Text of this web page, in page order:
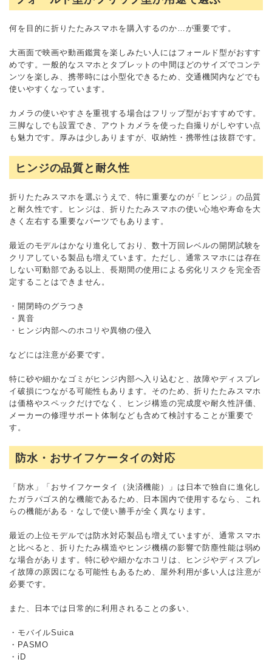
何を目的に折りたたみスマホを購入するのか…が重要です。
大画面で映画や動画鑑賞を楽しみたい人にはフォールド型がおすす
めです。一般的なスマホとタブレットの中間ほどのサイズでコンテ
ンツを楽しみ、携帯時には小型化できるため、交通機関内などでも
使いやすくなっています。
カメラの使いやすさを重視する場合はフリップ型がおすすめです。
三脚なしでも設置でき、アウトカメラを使った自撮りがしやすい点
も魅力です。厚みは少しありますが、収納性・携帯性は抜群です。
ヒンジの品質と耐久性
折りたたみスマホを選ぶうえで、特に重要なのが「ヒンジ」の品質
と耐久性です。ヒンジは、折りたたみスマホの使い心地や寿命を大
きく左右する重要なパーツでもあります。
最近のモデルはかなり進化しており、数十万回レベルの開閉試験を
クリアしている製品も増えています。ただし、通常スマホには存在
しない可動部である以上、長期間の使用による劣化リスクを完全否
定することはできません。
・開閉時のグラつき
・異音
・ヒンジ内部へのホコリや異物の侵入
などには注意が必要です。
特に砂や細かなゴミがヒンジ内部へ入り込むと、故障やディスプレ
イ破損につながる可能性もあります。そのため、折りたたみスマホ
は価格やスペックだけでなく、ヒンジ構造の完成度や耐久性評価、
メーカーの修理サポート体制なども含めて検討することが重要で
す。
防水・おサイフケータイの対応
「防水」「おサイフケータイ（決済機能）」は日本で独自に進化し
たガラパゴス的な機能であるため、日本国内で使用するなら、これ
らの機能がある・なしで使い勝手が全く異なります。
最近の上位モデルでは防水対応製品も増えていますが、通常スマホ
と比べると、折りたたみ構造やヒンジ機構の影響で防塵性能は弱め
な場合があります。特に砂や細かなホコリは、ヒンジやディスプレ
イ故障の原因になる可能性もあるため、屋外利用が多い人は注意が
必要です。
また、日本では日常的に利用されることの多い、
・モバイルSuica
・PASMO
・iD